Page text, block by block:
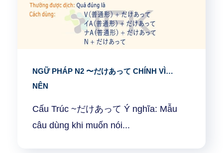
NGỮ PHÁP N2 〜だけあって CHÍNH VÌ…
NÊN
Cấu Trúc ~だけあって Ý nghĩa: Mẫu
câu dùng khi muốn nói...